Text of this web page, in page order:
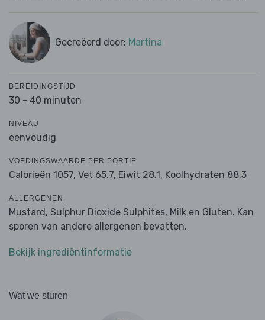
Gecreëerd door: Martina
BEREIDINGSTIJD
30 - 40 minuten
NIVEAU
eenvoudig
VOEDINGSWAARDE PER PORTIE
Calorieën 1057, Vet 65.7, Eiwit 28.1, Koolhydraten 88.3
ALLERGENEN
Mustard, Sulphur Dioxide Sulphites, Milk en Gluten. Kan
sporen van andere allergenen bevatten.
Bekijk ingrediëntinformatie
Wat we sturen